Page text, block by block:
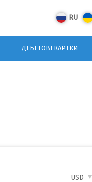
RU
ДЕБЕТОВІ КАРТКИ
USD